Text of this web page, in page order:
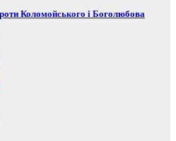
Коломойського і Боголюбова